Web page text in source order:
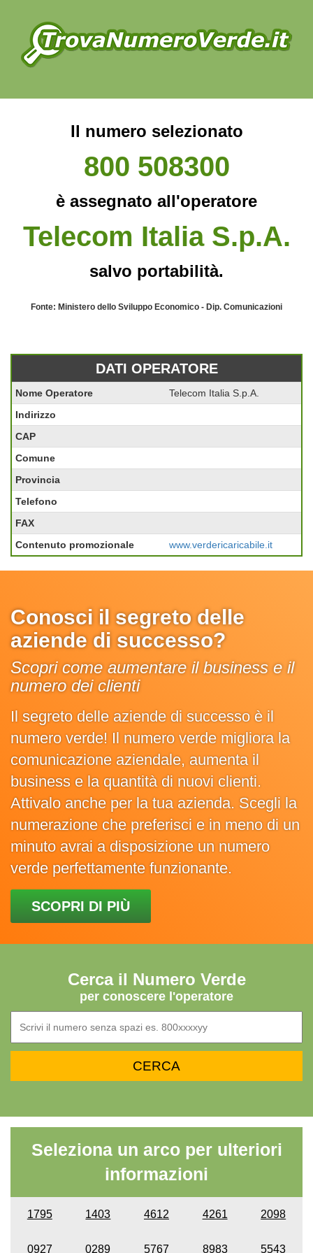
Il numero selezionato
800 508300
è assegnato all'operatore
Telecom Italia S.p.A.
salvo portabilità.
Fonte: Ministero dello Sviluppo Economico - Dip. Comunicazioni
DATI OPERATORE
Nome Operatore
Telecom Italia S.p.A.
Indirizzo
CAP
Comune
Provincia
Telefono
FAX
Contenuto promozionale
www.verdericaricabile.it
Conosci il segreto delle
aziende di successo?
Scopri come aumentare il business e il
numero dei clienti
Il segreto delle aziende di successo è il
numero verde! Il numero verde migliora la
comunicazione aziendale, aumenta il
business e la quantità di nuovi clienti.
Attivalo anche per la tua azienda. Scegli la
numerazione che preferisci e in meno di un
minuto avrai a disposizione un numero
verde perfettamente funzionante.
SCOPRI DI PIÙ
Cerca il Numero Verde
per conoscere l'operatore
Seleziona un arco per ulteriori
informazioni
1795 1403 4612 4261 2098
0927 0289 5767 8983 5543